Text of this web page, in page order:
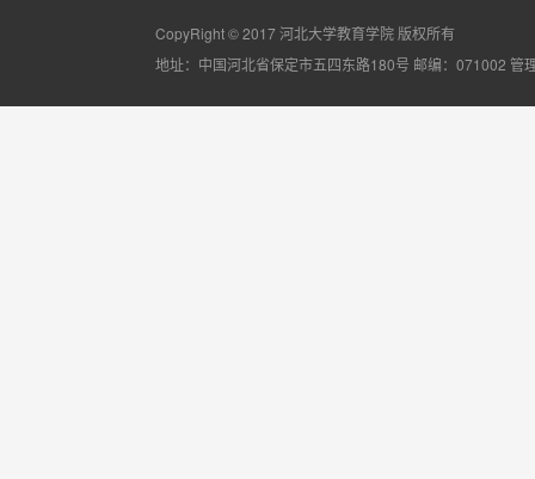
CopyRight © 2017 河北大学教育学院 版权所有
地址：中国河北省保定市五四东路180号 邮编：071002 管